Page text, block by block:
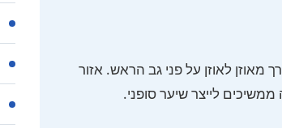
לאוזן על פני גב הראש. אזור